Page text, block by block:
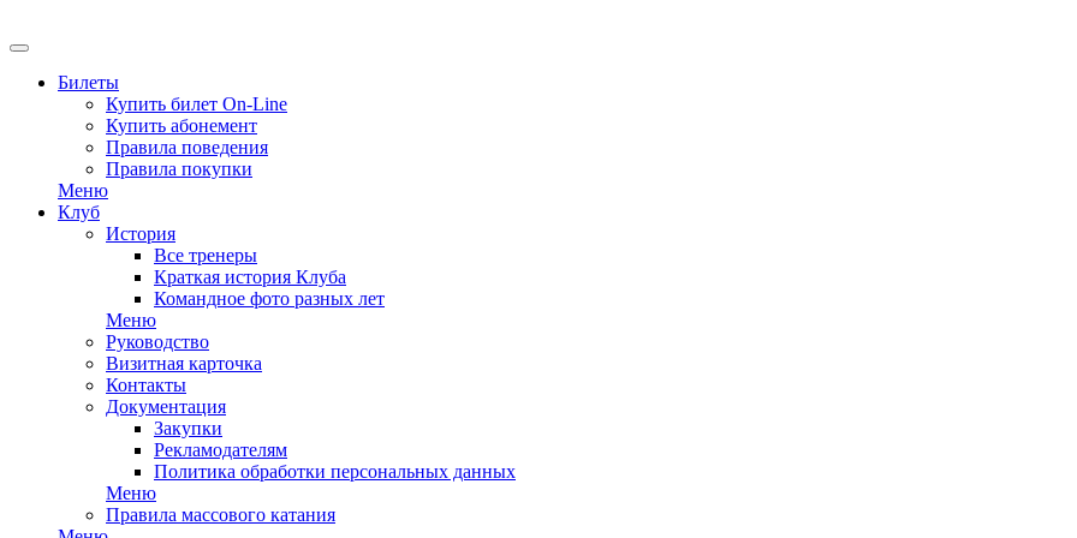
Билеты
Купить билет On-Line
Купить абонемент
Правила поведения
Правила покупки
Меню
Клуб
История
Все тренеры
Краткая история Клуба
Командное фото разных лет
Меню
Руководство
Визитная карточка
Контакты
Документация
Закупки
Рекламодателям
Политика обработки персональных данных
Меню
Правила массового катания